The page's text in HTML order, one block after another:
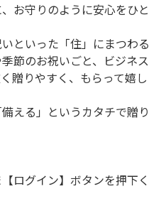
お守りのように安心をひと
といった「住」にまつわる
節のお祝いごと、ビジネス
贈りやすく、もらって嬉し
える」というカタチで贈り
ログイン】ボタンを押下く